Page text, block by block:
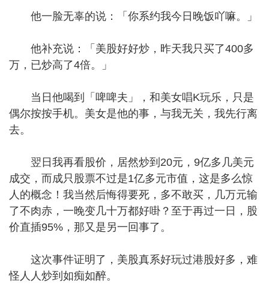
他一脸无辜的说：「你系约我今日晚饭吖嘛。」
他补充说：「美股好好炒，昨天我只买了400多
万，已炒高了4倍。」
当日他喝到「啤啤夫」，和美女唱K玩乐，只是
偶尔按按手机。美女是他的事，与我无关，我先行离
去。
翌日我再看股价，居然炒到20元，9亿多几美元
成交，而成只股票不过是1亿多元市值，这是多么惊
人的概念！我当然后悔得要死，多不敢买，几万元输
了不肉赤，一晚变几十万都好啩？至于再过一日，股
价直插95%，那又是另一回事了。
这次事件证明了，美股真系好玩过港股好多，难
怪人人炒到如痴如醉。